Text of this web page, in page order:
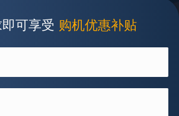
可享受 购机优惠补贴